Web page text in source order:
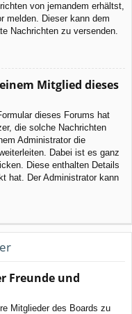
von jemandem erhältst,
melden. Dieser kann dem
Nachrichten zu versenden.
Mitglied dieses
dieses Forums hat
die solche Nachrichten
Administrator die
Dabei ist es ganz
Diese enthalten Details
hat. Der Administrator kann
Freunde und
Mitglieder des Boards zu